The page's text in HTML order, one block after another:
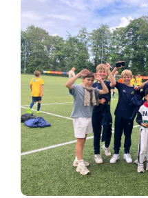
Club van 100
Activiteiten
Business Club Zuyderzee